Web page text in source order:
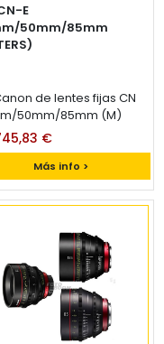
E
50mm/85mm
de lentes fijas CN
50mm/85mm (M)
Más info >
€